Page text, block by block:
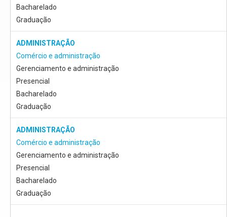
Bacharelado
Graduação
ADMINISTRAÇÃO
Comércio e administração
Gerenciamento e administração
Presencial
Bacharelado
Graduação
ADMINISTRAÇÃO
Comércio e administração
Gerenciamento e administração
Presencial
Bacharelado
Graduação